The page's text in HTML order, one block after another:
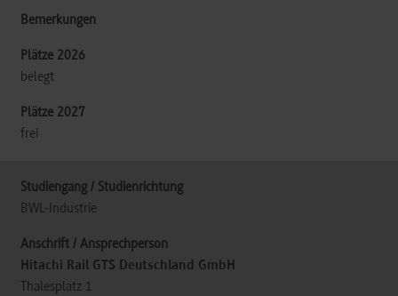
belegt
frei
BWL-Industrie
Hitachi Rail GTS Deutschland GmbH
Thalesplatz 1